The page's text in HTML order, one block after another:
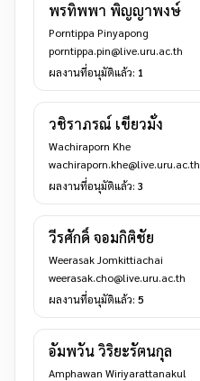
พรทิพพา พิญญาพงษ์
Porntippa Pinyapong
porntippa.pin@live.uru.ac.th
ผลงานที่อนุมัติแล้ว: 1
วชิราภรณ์ เขียวมั่ง
Wachiraporn Khe
wachiraporn.khe@live.uru.ac.th
ผลงานที่อนุมัติแล้ว: 3
วีรศักดิ์ จอมกิติชัย
Weerasak Jomkittiachai
weerasak.cho@live.uru.ac.th
ผลงานที่อนุมัติแล้ว: 5
อัมพวัน วิริยะรัตนกุล
Amphawan Wiriyarattanakul